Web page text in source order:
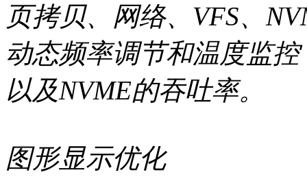
页拷贝、网络、VFS、
动态频率调节和温度监
以及NVME的吞吐率。
图形显示优化